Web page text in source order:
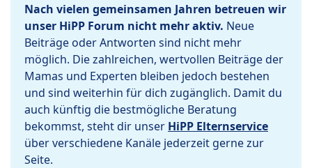
Nach vielen gemeinsamen Jahren betreuen wir
unser HiPP Forum nicht mehr aktiv. Neue
Beiträge oder Antworten sind nicht mehr
möglich. Die zahlreichen, wertvollen Beiträge der
Mamas und Experten bleiben jedoch bestehen
und sind weiterhin für dich zugänglich. Damit du
auch künftig die bestmögliche Beratung
bekommst, steht dir unser HiPP Elternservice
über verschiedene Kanäle jederzeit gerne zur
Seite.